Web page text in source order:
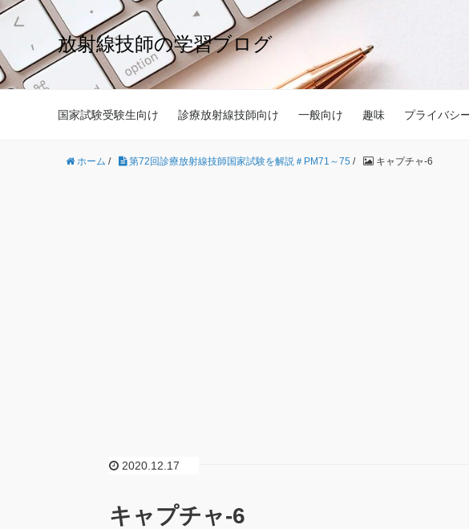
放射線技師の学習ブログ
国家試験受験生向け 診療放射線技師向け 一般向け 趣味 プライバシ
ホーム / 第72回診療放射線技師国家試験を解説＃PM71～75 / キャプチャ-6
2020.12.17
キャプチャ-6